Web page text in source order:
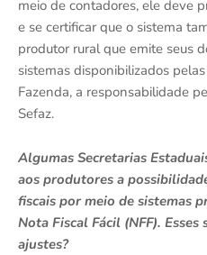
meio de contadores, ele deve
e se certificar que o sistema
produtor rural que emite seus
sistemas disponibilizados
Fazenda, a responsabilidade
Sefaz.
Algumas Secretarias
aos produtores a
fiscais por meio de sistemas
Nota Fiscal Fácil (NFF).
ajustes?